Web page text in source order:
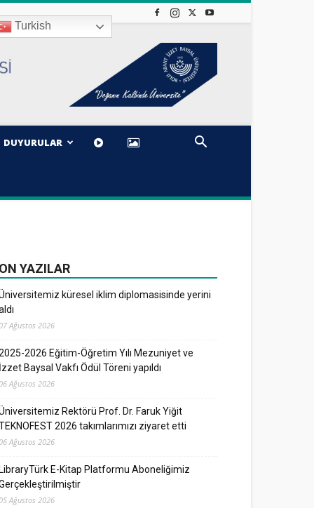
Turkish
DUYURULAR
YAZILAR
küresel iklim diplomasisinde yerini
07 Ağustos 2026
2026 Eğitim-Öğretim Yılı Mezuniyet ve
İzzet Baysal Vakfı Ödül Töreni yapıldı
06 Ağustos 2026
Rektörü Prof. Dr. Faruk Yiğit
2026 takımlarımızı ziyaret etti
06 Ağustos 2026
LibraryTürk E-Kitap Platformu Aboneliğimiz
05 Ağustos 2026